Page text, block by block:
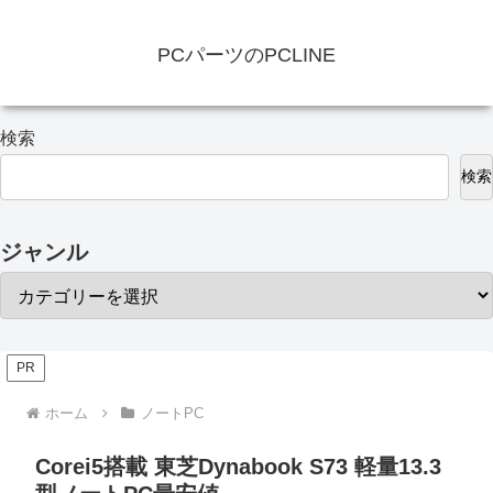
PCパーツのPCLINE
検索
検索
ジャンル
PR
ホーム ノートPC
Corei5搭載 東芝Dynabook S73 軽量13.3